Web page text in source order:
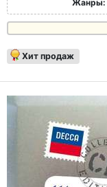
Жанры:
Хит продаж